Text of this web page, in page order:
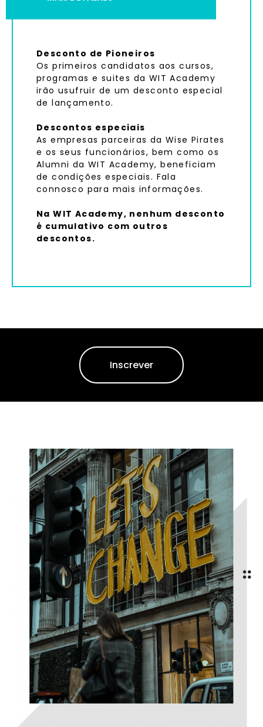
Desconto de Pioneiros
Os primeiros candidatos aos cursos,
programas e suites da WIT Academy
irão usufruir de um desconto especial
de lançamento.
Descontos especiais
As empresas parceiras da Wise Pirates
e os seus funcionários, bem como os
Alumni da WIT Academy, beneficiam
de condições especiais. Fala
connosco para mais informações.
Na WIT Academy, nenhum desconto
é cumulativo com outros
descontos.
Inscrever